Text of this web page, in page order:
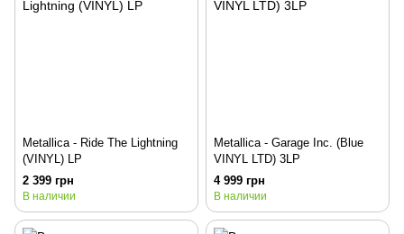
Metallica - Ride The Lightning
(VINYL) LP
2 399 грн
В наличии
Metallica - Garage Inc. (Blue
VINYL LTD) 3LP
4 999 грн
В наличии